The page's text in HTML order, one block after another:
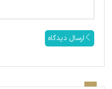
ارسال دیدگاه